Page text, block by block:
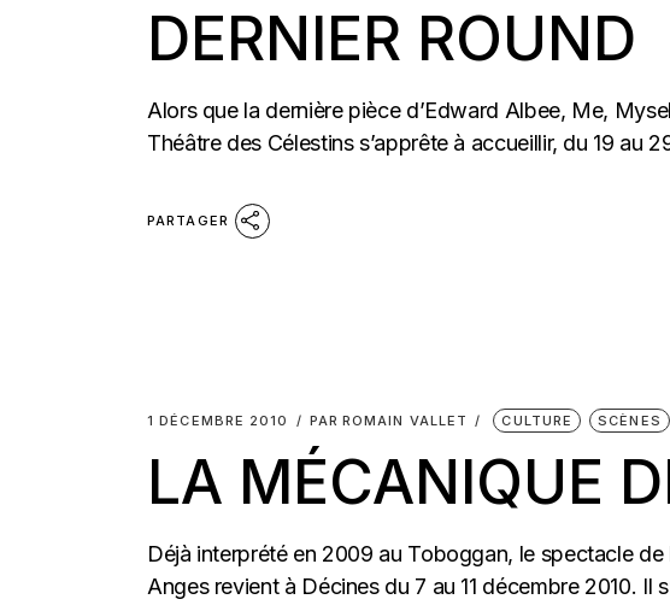
DERNIER ROUND
Alors que la dernière pièce d’Edward Albee, Me,
Théâtre des Célestins s’apprête à accueillir, du 19 au
PARTAGER
1 DÉCEMBRE 2010 PAR ROMAIN VALLET CULTURE SCÈNES
LA MÉCANIQUE
Déjà interprété en 2009 au Toboggan, le spectacle
Anges revient à Décines du 7 au 11 décembre 2010. Il